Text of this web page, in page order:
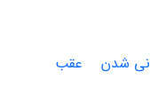
شدن
عقب‏